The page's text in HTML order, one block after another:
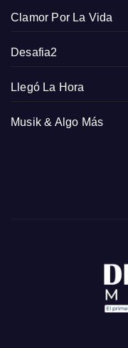
Clamor Por La Vida
Desafia2
Llegó La Hora
Musik & Algo Más